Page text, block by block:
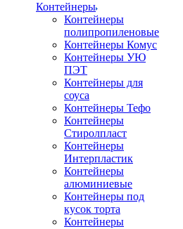
Контейнеры
Контейнеры
полипропиленовые
Контейнеры Комус
Контейнеры УЮ
ПЭТ
Контейнеры для
соуса
Контейнеры Тефо
Контейнеры
Стиролпласт
Контейнеры
Интерпластик
Контейнеры
алюминиевые
Контейнеры под
кусок торта
Контейнеры